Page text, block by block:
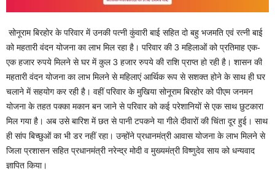
सोनूराम बिरहोर के परिवार में उनकी पत्नी कुंवारी बाई सहित दो बहु भजमति एवं रत्नी बाई
को महतारी वंदन योजना का लाभ मिल रहा है। परिवार की 3 महिलाओं को प्रतिमाह एक-
एक हजार रुपये मिलने से घर में कुल 3 हजार रुपये की राशि प्राप्त हो रही है। शासन की
महतारी वंदन योजना का लाभ मिलने से महिलाएं आर्थिक रूप से सशक्त होने के साथ ही घर
चलाने में सहयोग कर रही है। वहीं परिवार के मुखिया सोनूराम बिरहोर को पीएम जनमन
योजना के तहत पक्का मकान बन जाने से परिवार को कई परेशानियों से एक साथ छुटकारा
मिल गया है। अब उसे बारिश में छत से पानी टपकने या गीले दीवारों की चिंता दूर हुई। साथ
ही सांप बिच्छुओं का भी डर नहीं रहा। उन्होंने प्रधानमंत्री आवास योजना के लाभ मिलने से
जिला प्रशासन सहित प्रधानमंत्री नरेन्द्र मोदी व मुख्यमंत्री विष्णुदेव साय को धन्यवाद
ज्ञापित किया।